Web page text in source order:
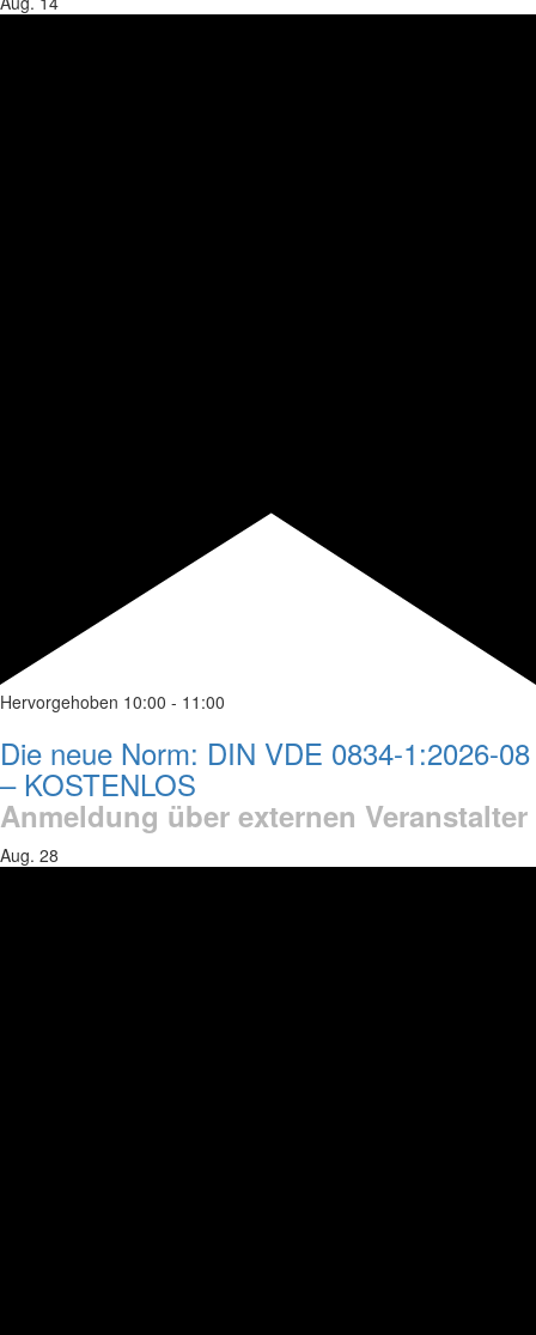
Hervorgehoben 10:00 - 11:00
Die neue Norm: DIN VDE 0834-1:2026-08
– KOSTENLOS
Anmeldung über externen Veranstalter
Aug. 28